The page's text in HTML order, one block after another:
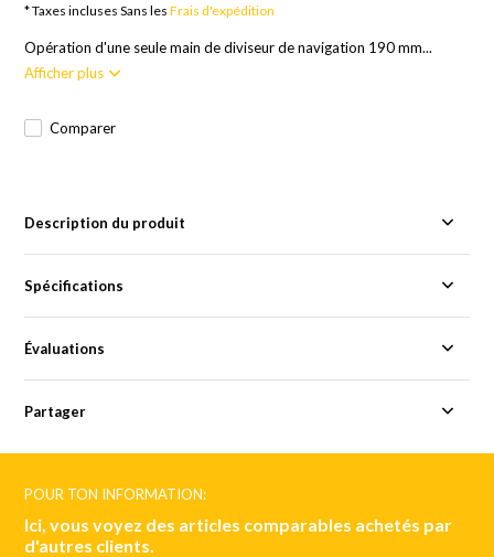
* Taxes incluses Sans lesFrais d'expédition
Opération d'une seule main de diviseur de navigation 190 mm...
Afficher plus
Comparer
Description du produit
Spécifications
Évaluations
Partager
POUR TON INFORMATION:
Ici, vous voyez des articles comparables achetés par
d'autres clients.